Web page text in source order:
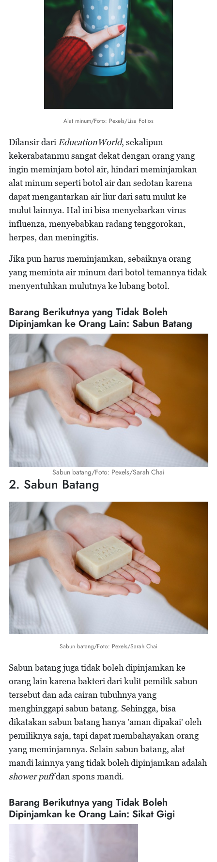
Alat minum/Foto: Pexels/Lisa Fotios
Dilansir dari EducationWorld, sekalipun
kekerabatanmu sangat dekat dengan orang yang
ingin meminjam botol air, hindari meminjamkan
alat minum seperti botol air dan sedotan karena
dapat mengantarkan air liur dari satu mulut ke
mulut lainnya. Hal ini bisa menyebarkan virus
influenza, menyebabkan radang tenggorokan,
herpes, dan meningitis.
Jika pun harus meminjamkan, sebaiknya orang
yang meminta air minum dari botol temannya tidak
menyentuhkan mulutnya ke lubang botol.
Barang Berikutnya yang Tidak Boleh
Dipinjamkan ke Orang Lain: Sabun Batang
Sabun batang/Foto: Pexels/Sarah Chai
2. Sabun Batang
Sabun batang/Foto: Pexels/Sarah Chai
Sabun batang juga tidak boleh dipinjamkan ke
orang lain karena bakteri dari kulit pemilik sabun
tersebut dan ada cairan tubuhnya yang
menghinggapi sabun batang. Sehingga, bisa
dikatakan sabun batang hanya 'aman dipakai' oleh
pemiliknya saja, tapi dapat membahayakan orang
yang meminjamnya. Selain sabun batang, alat
mandi lainnya yang tidak boleh dipinjamkan adalah
shower puffdan spons mandi.
Barang Berikutnya yang Tidak Boleh
Dipinjamkan ke Orang Lain: Sikat Gigi